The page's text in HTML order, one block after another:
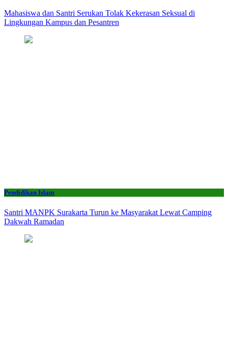
Mahasiswa dan Santri Serukan Tolak Kekerasan Seksual di
Lingkungan Kampus dan Pesantren
Pendidikan Islam
Santri MANPK Surakarta Turun ke Masyarakat Lewat Camping
Dakwah Ramadan